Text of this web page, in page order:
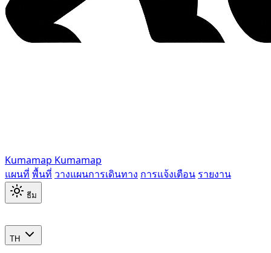
Kumamap Kumamap
แผนที่ พื้นที่ วางแผนการเดินทาง การแจ้งเตือน รายงาน
ธีม
TH